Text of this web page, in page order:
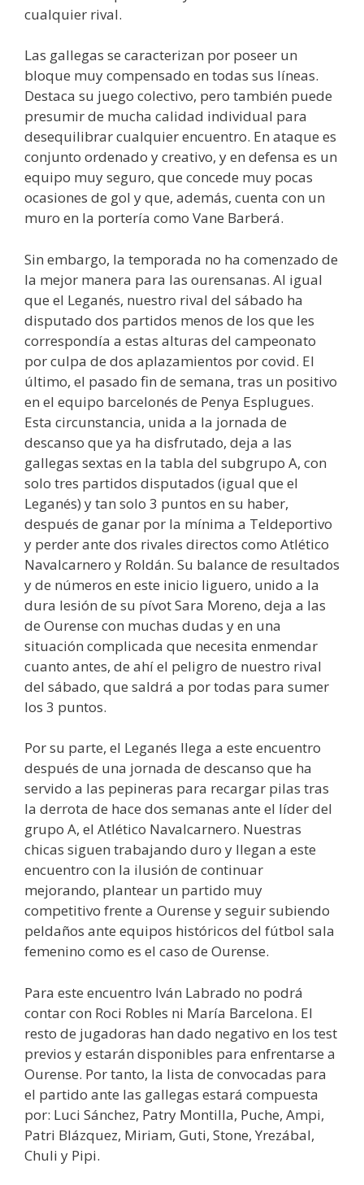
cualquier rival.
Las gallegas se caracterizan por poseer un
bloque muy compensado en todas sus líneas.
Destaca su juego colectivo, pero también puede
presumir de mucha calidad individual para
desequilibrar cualquier encuentro. En ataque es
conjunto ordenado y creativo, y en defensa es un
equipo muy seguro, que concede muy pocas
ocasiones de gol y que, además, cuenta con un
muro en la portería como Vane Barberá.
Sin embargo, la temporada no ha comenzado de
la mejor manera para las ourensanas. Al igual
que el Leganés, nuestro rival del sábado ha
disputado dos partidos menos de los que les
correspondía a estas alturas del campeonato
por culpa de dos aplazamientos por covid. El
último, el pasado fin de semana, tras un positivo
en el equipo barcelonés de Penya Esplugues.
Esta circunstancia, unida a la jornada de
descanso que ya ha disfrutado, deja a las
gallegas sextas en la tabla del subgrupo A, con
solo tres partidos disputados (igual que el
Leganés) y tan solo 3 puntos en su haber,
después de ganar por la mínima a Teldeportivo
y perder ante dos rivales directos como Atlético
Navalcarnero y Roldán. Su balance de resultados
y de números en este inicio liguero, unido a la
dura lesión de su pívot Sara Moreno, deja a las
de Ourense con muchas dudas y en una
situación complicada que necesita enmendar
cuanto antes, de ahí el peligro de nuestro rival
del sábado, que saldrá a por todas para sumer
los 3 puntos.
Por su parte, el Leganés llega a este encuentro
después de una jornada de descanso que ha
servido a las pepineras para recargar pilas tras
la derrota de hace dos semanas ante el líder del
grupo A, el Atlético Navalcarnero. Nuestras
chicas siguen trabajando duro y llegan a este
encuentro con la ilusión de continuar
mejorando, plantear un partido muy
competitivo frente a Ourense y seguir subiendo
peldaños ante equipos históricos del fútbol sala
femenino como es el caso de Ourense.
Para este encuentro Iván Labrado no podrá
contar con Roci Robles ni María Barcelona. El
resto de jugadoras han dado negativo en los test
previos y estarán disponibles para enfrentarse a
Ourense. Por tanto, la lista de convocadas para
el partido ante las gallegas estará compuesta
por: Luci Sánchez, Patry Montilla, Puche, Ampi,
Patri Blázquez, Miriam, Guti, Stone, Yrezábal,
Chuli y Pipi.